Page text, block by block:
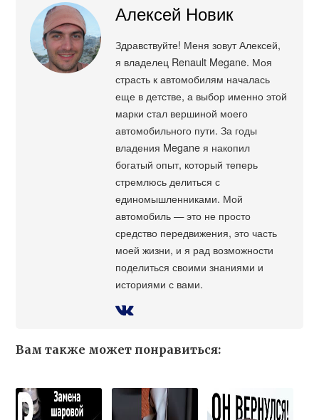
Алексей Новик
Здравствуйте! Меня зовут Алексей,
я владелец Renault Megane. Моя
страсть к автомобилям началась
еще в детстве, а выбор именно этой
марки стал вершиной моего
автомобильного пути. За годы
владения Megane я накопил
богатый опыт, который теперь
стремлюсь делиться с
единомышленниками. Мой
автомобиль — это не просто
средство передвижения, это часть
моей жизни, и я рад возможности
поделиться своими знаниями и
историями с вами.
Вам также может понравиться: